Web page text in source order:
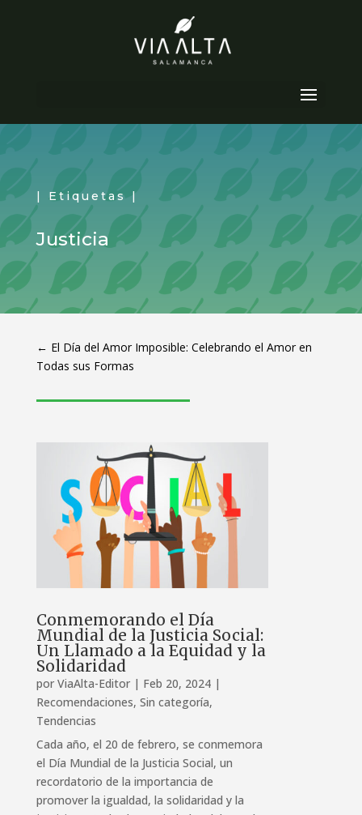
| Etiquetas |
Justicia
← El Día del Amor Imposible: Celebrando el Amor en
Todas sus Formas
Conmemorando el Día
Mundial de la Justicia Social:
Un Llamado a la Equidad y la
Solidaridad
por ViaAlta-Editor| Feb 20, 2024|
Recomendaciones, Sin categoría,
Tendencias
Cada año, el 20 de febrero, se conmemora
el Día Mundial de la Justicia Social, un
recordatorio de la importancia de
promover la igualdad, la solidaridad y la